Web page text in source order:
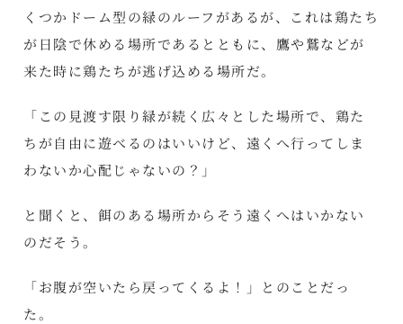
くつかドーム型の緑のルーフがあるが、これは鶏たち
が日陰で休める場所であるとともに、鷹や鷲などが
来た時に鶏たちが逃げ込める場所だ。
「この見渡す限り緑が続く広々とした場所で、鶏た
ちが自由に遊べるのはいいけど、遠くへ行ってしま
わないか心配じゃないの？」
と聞くと、餌のある場所からそう遠くへはいかない
のだそう。
「お腹が空いたら戻ってくるよ！」とのことだっ
た。